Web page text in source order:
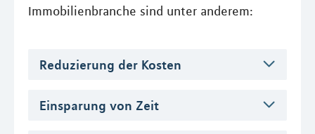
Immobilienbranche sind unter anderem:
Reduzierung der Kosten
Einsparung von Zeit